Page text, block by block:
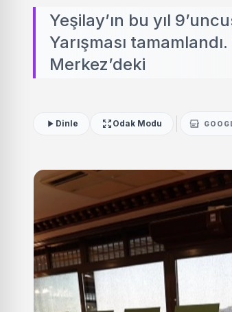
Yeşilay’ın bu yıl
Yarışması
Merkez’deki
Dinle Odak Modu